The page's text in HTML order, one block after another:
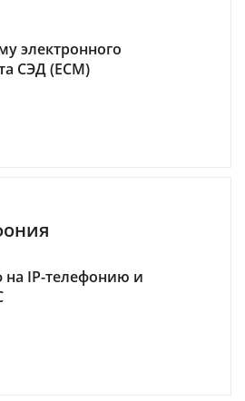
электронного
СЭД (ECM)
на IP-телефонию и